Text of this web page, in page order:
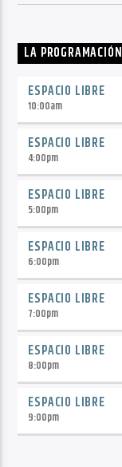
LA PROGRAMACIÓN
ESPACIO LIBRE
10:00am
ESPACIO LIBRE
4:00pm
ESPACIO LIBRE
5:00pm
ESPACIO LIBRE
6:00pm
ESPACIO LIBRE
7:00pm
ESPACIO LIBRE
8:00pm
ESPACIO LIBRE
9:00pm